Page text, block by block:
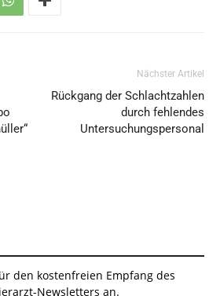
Nächster Artikel
Rückgang der Schlachtzahlen
durch fehlendes
Untersuchungspersonal
den kostenfreien Empfang des
Newsletters an.